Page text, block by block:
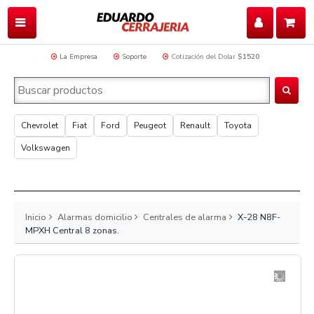
La Empresa Soporte Cotización del Dolar $1520
Chevrolet Fiat Ford Peugeot Renault
Toyota
Volkswagen
Inicio Alarmas domicilio Centrales de alarma
X-28 N8F-
MPXH Central 8 zonas.